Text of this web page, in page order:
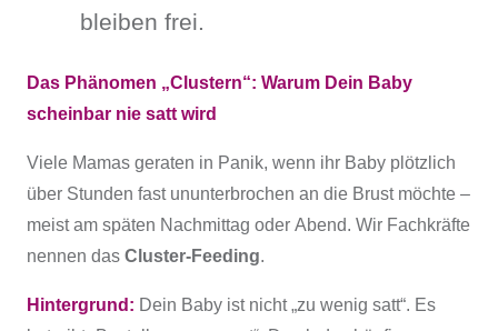
bleiben frei.
Das Phänomen „Clustern“: Warum Dein Baby
scheinbar nie satt wird
Viele Mamas geraten in Panik, wenn ihr Baby plötzlich
über Stunden fast ununterbrochen an die Brust möchte –
meist am späten Nachmittag oder Abend. Wir Fachkräfte
nennen das Cluster-Feeding.
Hintergrund: Dein Baby ist nicht „zu wenig satt“. Es